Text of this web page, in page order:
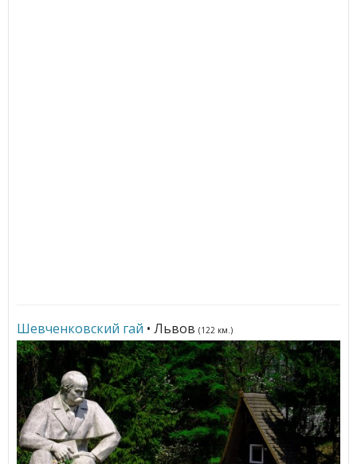
Шевченковский гай • Львов (122 км.)